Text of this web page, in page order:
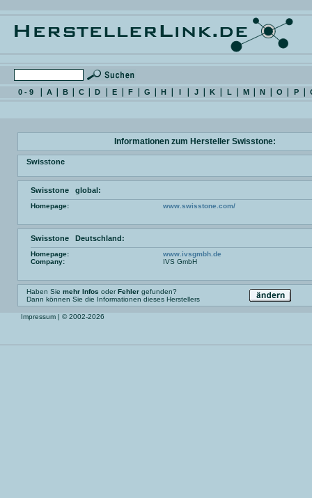
0 - 9 A B C D E F G H I J K L M N O P
Informationen zum Hersteller Swisstone:
Swisstone
Swisstone global:
Homepage: www.swisstone.com/
Swisstone Deutschland:
Homepage:
www.ivsgmbh.de
Company:
IVS GmbH
Haben Sie mehr Infos oderFehler gefunden?
Dann können Sie die Informationen dieses Herstellers
Impressum | © 2002-2026